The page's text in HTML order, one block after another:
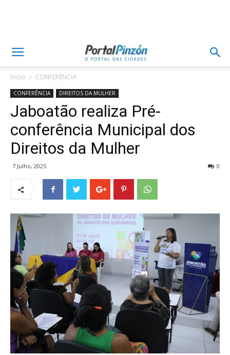
Inicio CONFERÊNCIA
CONFERÊNCIA DIREITOS DA MULHER
Jaboatão realiza Pré-
conferência Municipal dos
Direitos da Mulher
7 Julho, 2025 0